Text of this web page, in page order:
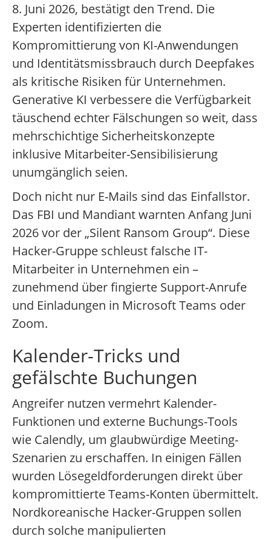
8. Juni 2026, bestätigt den Trend. Die
Experten identifizierten die
Kompromittierung von KI-Anwendungen
und Identitätsmissbrauch durch Deepfakes
als kritische Risiken für Unternehmen.
Generative KI verbessere die Verfügbarkeit
täuschend echter Fälschungen so weit, dass
mehrschichtige Sicherheitskonzepte
inklusive Mitarbeiter-Sensibilisierung
unumgänglich seien.
Doch nicht nur E-Mails sind das Einfallstor.
Das FBI und Mandiant warnten Anfang Juni
2026 vor der „Silent Ransom Group“. Diese
Hacker-Gruppe schleust falsche IT-
Mitarbeiter in Unternehmen ein –
zunehmend über fingierte Support-Anrufe
und Einladungen in Microsoft Teams oder
Zoom.
Kalender-Tricks und
gefälschte Buchungen
Angreifer nutzen vermehrt Kalender-
Funktionen und externe Buchungs-Tools
wie Calendly, um glaubwürdige Meeting-
Szenarien zu erschaffen. In einigen Fällen
wurden Lösegeldforderungen direkt über
kompromittierte Teams-Konten übermittelt.
Nordkoreanische Hacker-Gruppen sollen
durch solche manipulierten